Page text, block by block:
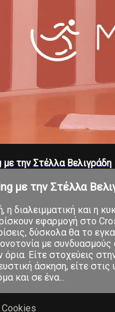
με την Στέλλα Βελιγράδη
με την Στέλλα
η διαλειμματική και η
εφαρμογή στο
δύσκολα θα το
με
όρια. Είτε στοχεύεις
άσκηση, είτε στις
και σε ένα...
Cookies